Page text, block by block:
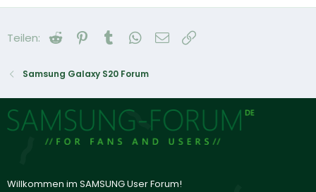
Teilen: Reddit Pinterest
Tumblr WhatsApp
E-Mail
Samsung Galaxy S20 Forum
Willkommen im SAMSUNG User Forum!